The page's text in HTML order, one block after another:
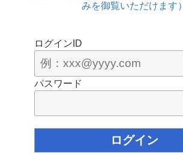
みを御覧いただけます）
ログインID
パスワード